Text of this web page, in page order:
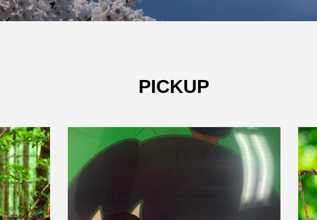
PICKUP